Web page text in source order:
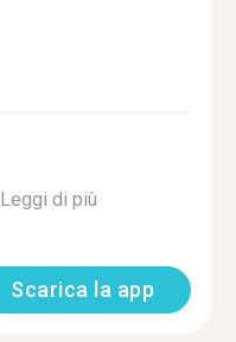
Leggi di più
Scarica la app